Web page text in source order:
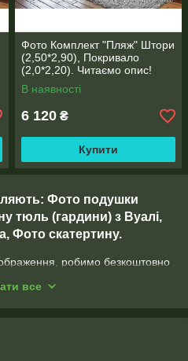
Фото Комплект "Пляж" Штори
(2,50*2,90), Покривало
(2,0*2,20). Читаємо опис!
В наявності
6 120 ₴
Купити
Фото подушки
тюль (гардини) з Вуалі,
Фото скатертину.
робимо безкоштовно
все